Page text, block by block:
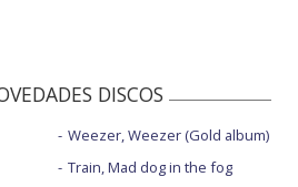
DISCOS
Weezer, Weezer (Gold album)
Train, Mad dog in the fog